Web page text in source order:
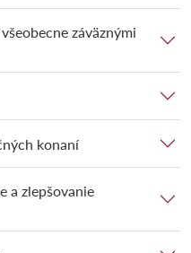
záväznými
konaní
a zlepšovanie